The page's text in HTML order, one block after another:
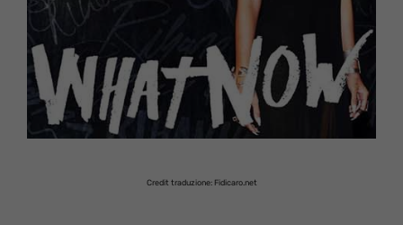
Credit traduzione: Fidicaro.net